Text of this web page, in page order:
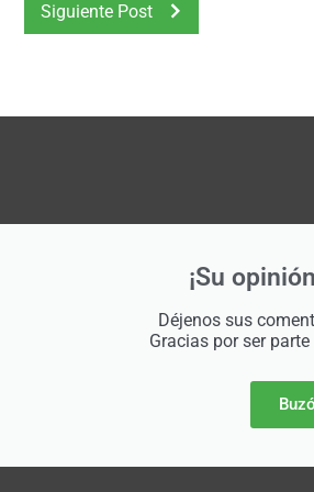
Siguiente Post
¡Su
Déjenos sus
Gracias por ser